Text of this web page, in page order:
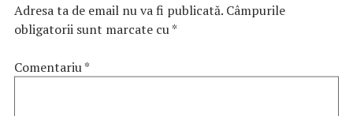
Adresa ta de email nu va fi publicată. Câmpurile
obligatorii sunt marcate cu*
Comentariu*